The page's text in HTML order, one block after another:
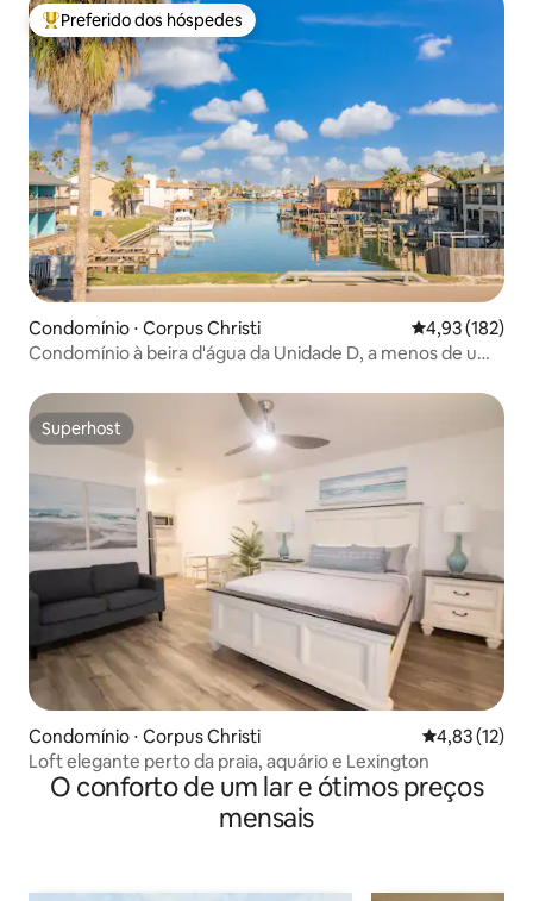
Entre os melhores preferidos dos hóspedes
Preferido dos hóspedes
Condomínio ⋅ Corpus Christi 4,93 de uma
4,93 (182)
Condomínio à beira d'água da Unidade D, a menos de uma
Superhost
Superhost
Condomínio ⋅ Corpus Christi 4,83 de uma
4,83 (12)
Loft elegante perto da praia, aquário e Lexington
O conforto de um lar e ótimos preços
mensais